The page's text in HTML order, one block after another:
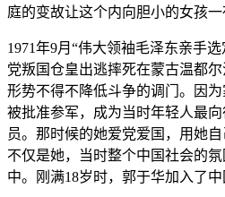
庭的变故让这个内向胆小的女孩一
1971年9月“伟大领袖毛泽东亲手
党叛国仓皇出逃摔死在蒙古温都
形势不得不降低斗争的调门。因
被批准参军，成为当时年轻人最
员。那时候的她爱党爱国，用她自
不仅是她，当时整个中国社会的
中。刚满18岁时，郭于华加入了中